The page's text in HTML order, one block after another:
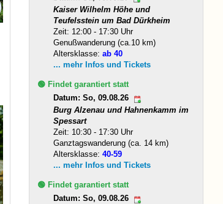
Kaiser Wilhelm Höhe und
Teufelsstein um Bad Dürkheim
Zeit: 12:00 - 17:30 Uhr
Genußwanderung (ca.10 km)
Altersklasse:ab 40
... mehr Infos und Tickets
🟢 Findet garantiert statt
Datum: So, 09.08.26
Burg Alzenau und Hahnenkamm im
Spessart
Zeit: 10:30 - 17:30 Uhr
Ganztagswanderung (ca. 14 km)
Altersklasse:40-59
... mehr Infos und Tickets
🟢 Findet garantiert statt
Datum: So, 09.08.26